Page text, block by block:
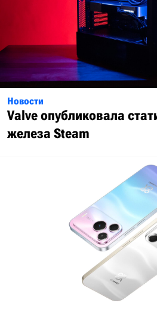
Новости
Valve опубликовала
железа Steam